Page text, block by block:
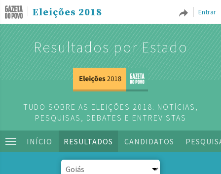
Entrar
Eleições 2018
Resultados por Estado
TUDO SOBRE AS ELEIÇÕES 2018: NOTÍCIAS,
PESQUISAS, DEBATES E ENTREVISTAS
INÍCIO RESULTADOS CANDIDATOS